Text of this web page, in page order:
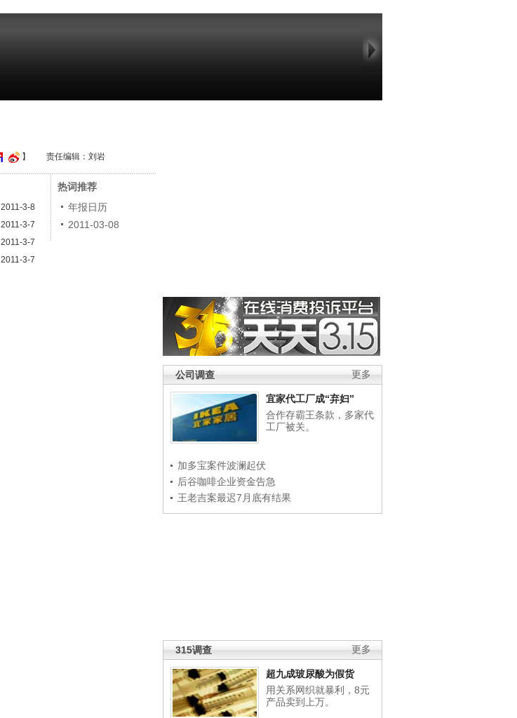
更多
公司调查
宜家代工厂成“弃妇”
合作存霸王条款，多家代
工厂被关。
加多宝案件波澜起伏
后谷咖啡企业资金告急
王老吉案最迟7月底有结果
更多
315调查
超九成玻尿酸为假货
用关系网织就暴利，8元
产品卖到上万。
】 责任编辑：刘岩
2011-3-8
2011-3-7
2011-3-7
2011-3-7
热词推荐
年报日历
2011-03-08